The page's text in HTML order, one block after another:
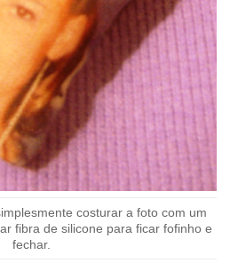
costurar a foto com um
fibra de silicone para ficar fofinho e
fechar.